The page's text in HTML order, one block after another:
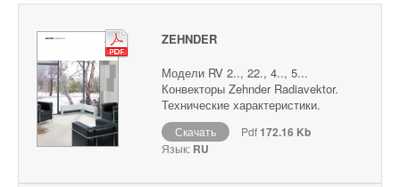
ZEHNDER
Модели RV 2.., 22., 4.., 5...
Конвекторы Zehnder Radiavektor.
Технические характеристики.
Скачать Pdf172.16 Kb
Язык: RU